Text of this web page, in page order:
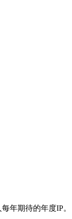
年期待的年度IP。